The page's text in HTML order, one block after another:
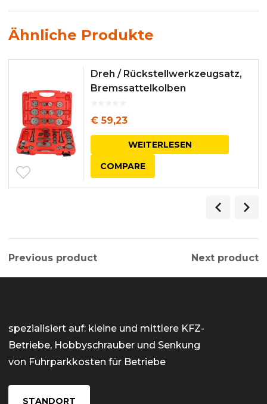
Ähnliche Produkte
Dreh / Rückstellwerkzeugsatz,
Bremssattelkolben
€ 59,23
WEITERLESEN
COMPARE
Previous product Next product
spezialisiert auf: kleine und mittlere KFZ-
Betriebe, Hobbyschrauber und Senkung
von Fuhrparkkosten für Betriebe
STANDORT